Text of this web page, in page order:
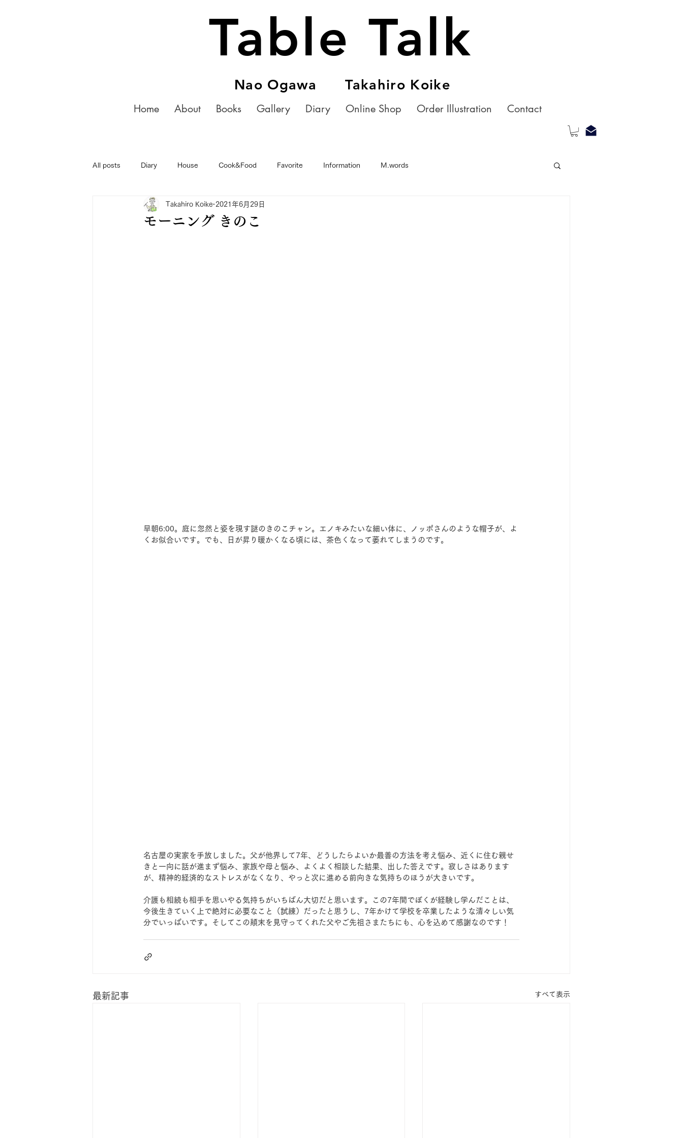
Table Talk
Nao Ogawa Takahiro Koike
Home About Books Gallery Diary Online Shop Order Illustration Contact
All posts Diary House Cook&Food Favorite Information M.words
モーニング きのこ
Takahiro Koike 2021年6月29日
早朝6:00。庭に忽然と姿を現す謎のきのこチャン。エノキみたいな細い体に、ノッポさんのような帽子が、よ
くお似合いです。でも、日が昇り暖かくなる頃には、茶色くなって萎れてしまうのです。
名古屋の実家を手放しました。父が他界して7年、どうしたらよいか最善の方法を考え悩み、近くに住む親せ
きと一向に話が進まず悩み、家族や母と悩み、よくよく相談した結果、出した答えです。寂しさはあります
が、精神的経済的なストレスがなくなり、やっと次に進める前向きな気持ちのほうが大きいです。
介護も相続も相手を思いやる気持ちがいちばん大切だと思います。この7年間でぼくが経験し学んだことは、
今後生きていく上で絶対に必要なこと（試練）だったと思うし、7年かけて学校を卒業したような清々しい気
分でいっぱいです。そしてこの顛末を見守ってくれた父やご先祖さまたちにも、心を込めて感謝なのです！
最新記事 すべて表示